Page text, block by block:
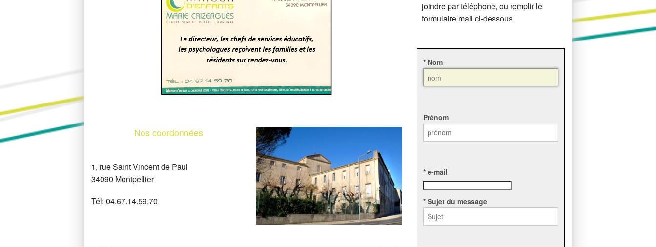
Nos coordonnées
1, rue Saint Vincent de Paul
34090 Montpellier
Tél: 04.67.14.59.70
joindre par téléphone, ou remplir le
formulaire mail ci-dessous.
* Nom
Prénom
* e-mail
* Sujet du message